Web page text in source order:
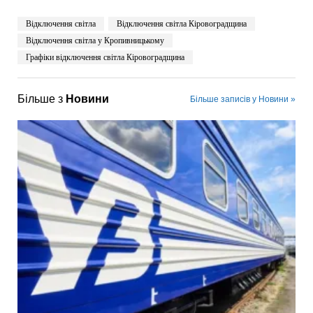
Відключення світла
Відключення світла Кіровоградщина
Відключення світла у Кропивницькому
Графіки відключення світла Кіровоградщина
Більше з Новини Більше записів у Новини »